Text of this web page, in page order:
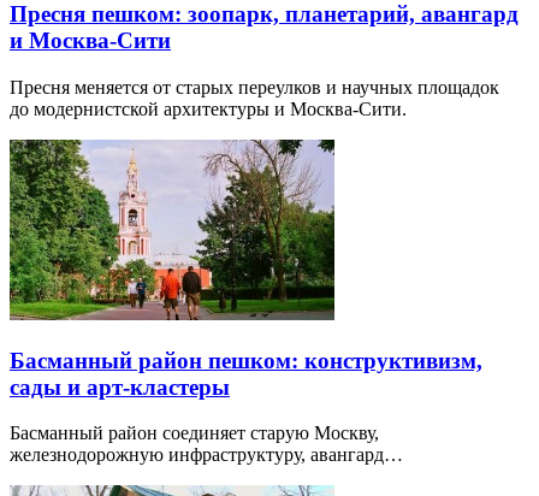
Пресня пешком: зоопарк, планетарий, авангард
и Москва-Сити
Пресня меняется от старых переулков и научных площадок
до модернистской архитектуры и Москва-Сити.
Басманный район пешком: конструктивизм,
сады и арт-кластеры
Басманный район соединяет старую Москву,
железнодорожную инфраструктуру, авангард…